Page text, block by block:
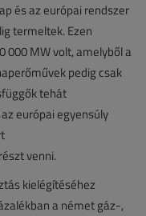
és az európai rendszer
termeltek. Ezen
000 MW volt, amelyből a
pedig csak
tehát
európai egyensúly
venni.
kielégítéséhez
a német gáz-,